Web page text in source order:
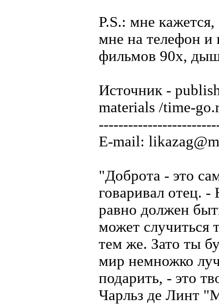
P.S.: мне
мне на телефон и
фильмов 90х,
Источник -
materials /time-
E-mail:
"Доброта - это
говаривал отец.
равно должен
может случиться
тем же. Зато ты
мир немножко
подарить, - это
Чарльз де Линт